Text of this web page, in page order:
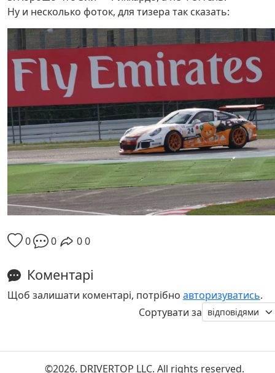
Ну и несколько фоток, для тизера так сказать:
0 0 00
Коментарі
Щоб залишати коментарі, потрібно авторизуватись.
Сортувати за
©2026. DRIVERTOP LLC. All rights reserved.